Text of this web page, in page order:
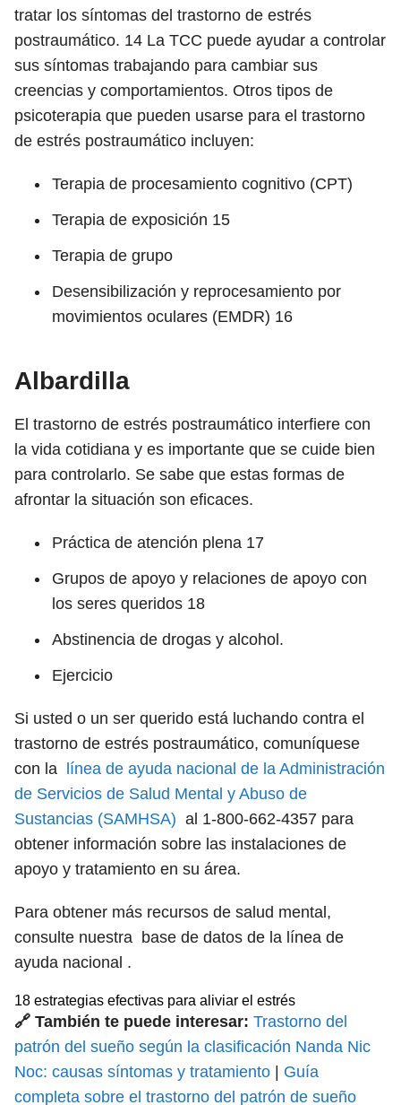
tratar los síntomas del trastorno de estrés
postraumático. 14 La TCC puede ayudar a controlar
sus síntomas trabajando para cambiar sus
creencias y comportamientos. Otros tipos de
psicoterapia que pueden usarse para el trastorno
de estrés postraumático incluyen:
Terapia de procesamiento cognitivo (CPT)
Terapia de exposición 15
Terapia de grupo
Desensibilización y reprocesamiento por
movimientos oculares (EMDR) 16
Albardilla
El trastorno de estrés postraumático interfiere con
la vida cotidiana y es importante que se cuide bien
para controlarlo. Se sabe que estas formas de
afrontar la situación son eficaces.
Práctica de atención plena 17
Grupos de apoyo y relaciones de apoyo con
los seres queridos 18
Abstinencia de drogas y alcohol.
Ejercicio
Si usted o un ser querido está luchando contra el
trastorno de estrés postraumático, comuníquese
con la
línea de ayuda nacional de la Administración
de Servicios de Salud Mental y Abuso de
Sustancias (SAMHSA) al 1-800-662-4357 para
obtener información sobre las instalaciones de
apoyo y tratamiento en su área.
Para obtener más recursos de salud mental,
consulte nuestra base de datos de la línea de
ayuda nacional .
18 estrategias efectivas para aliviar el estrés
🔗 También te puede interesar: Trastorno del
patrón del sueño según la clasificación Nanda Nic
Noc: causas síntomas y tratamiento
Guía
completa sobre el trastorno del patrón de sueño